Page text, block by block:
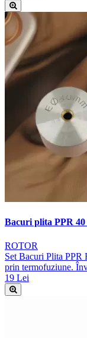
Bacuri plita PPR
ROTOR
Set Bacuri Plita PPR
prin termofuziune.
19 Lei